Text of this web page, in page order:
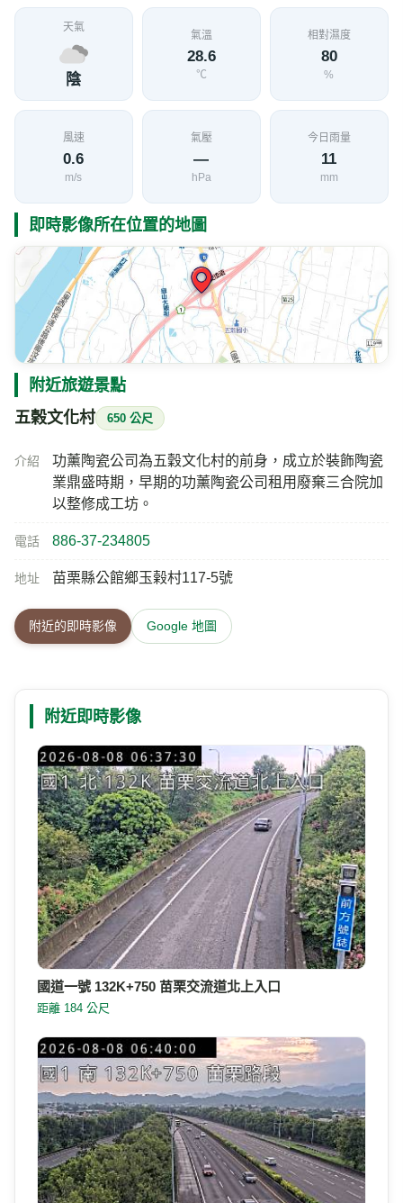
天氣
陰
氣溫
28.6
℃
相對濕度
80
%
風速
0.6
m/s
氣壓
—
hPa
今日雨量
11
mm
即時影像所在位置的地圖
附近旅遊景點
五榖文化村 650 公尺
介紹
功薰陶瓷公司為五穀文化村的前身，成立於裝飾陶瓷
業鼎盛時期，早期的功薰陶瓷公司租用廢棄三合院加
以整修成工坊。
電話 886-37-234805
地址 苗栗縣公館鄉玉榖村117-5號
附近的即時影像 Google 地圖
附近即時影像
國道一號 132K+750 苗栗交流道北上入口
距離 184 公尺